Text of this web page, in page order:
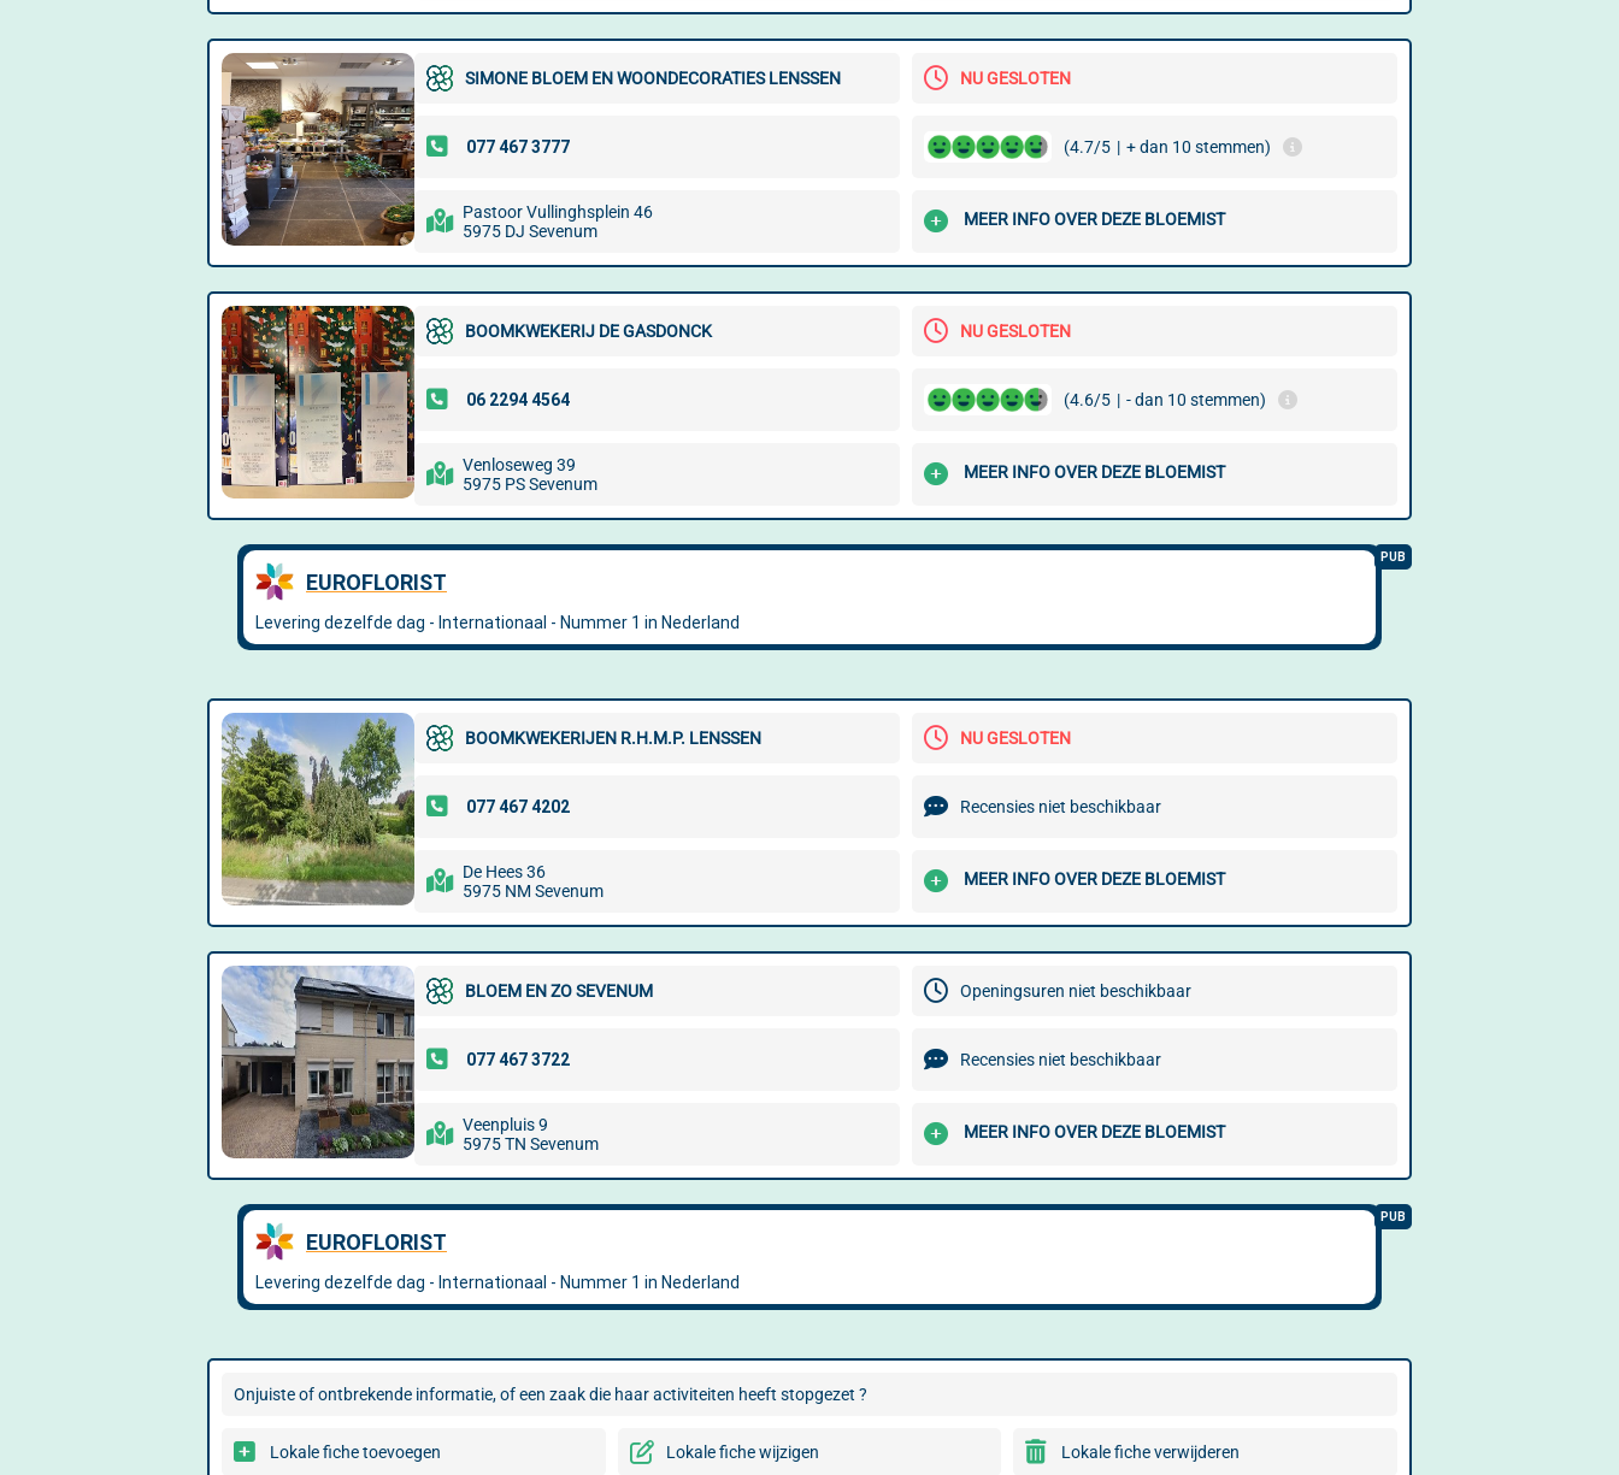
SIMONE BLOEM EN WOONDECORATIES LENSSEN NU GESLOTEN
(4.7/5 | + dan 10 stemmen)
Pastoor Vullinghsplein 46
5975 DJ Sevenum
MEER INFO OVER DEZE BLOEMIST
BOOMKWEKERIJ DE GASDONCK NU GESLOTEN
(4.6/5 | - dan 10 stemmen)
Venloseweg 39
5975 PS Sevenum
MEER INFO OVER DEZE BLOEMIST
BOOMKWEKERIJEN R.H.M.P. LENSSEN NU GESLOTEN
Recensies niet beschikbaar
De Hees 36
5975 NM Sevenum
MEER INFO OVER DEZE BLOEMIST
BLOEM EN ZO SEVENUM Openingsuren niet beschikbaar
Recensies niet beschikbaar
Veenpluis 9
5975 TN Sevenum
MEER INFO OVER DEZE BLOEMIST
Onjuiste of ontbrekende informatie, of een zaak die haar activiteiten heeft stopgezet ?
Lokale fiche toevoegen Lokale fiche wijzigen Lokale fiche verwijderen